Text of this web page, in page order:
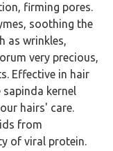
firming pores.
soothing the
as wrinkles,
very precious,
Effective in hair
sapinda kernel
hairs' care.
from
of viral protein.